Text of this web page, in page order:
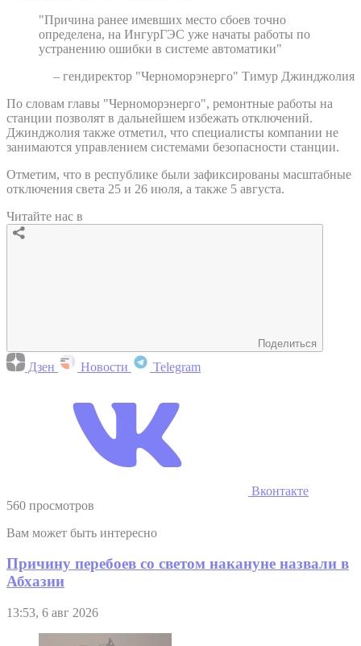
"Причина ранее имевших место сбоев точно
определена, на ИнгурГЭС уже начаты работы по
устранению ошибки в системе автоматики"
– гендиректор "Черноморэнерго" Тимур Джинджолия
По словам главы "Черноморэнерго", ремонтные работы на
станции позволят в дальнейшем избежать отключений.
Джинджолия также отметил, что специалисты компании не
занимаются управлением системами безопасности станции.
Отметим, что в республике были зафиксированы масштабные
отключения света 25 и 26 июля, а также 5 августа.
Читайте нас в
Поделиться
Дзен Новости Telegram
Вконтакте
560 просмотров
Вам может быть интересно
Причину перебоев со светом накануне назвали в
Абхазии
13:53, 6 авг 2026